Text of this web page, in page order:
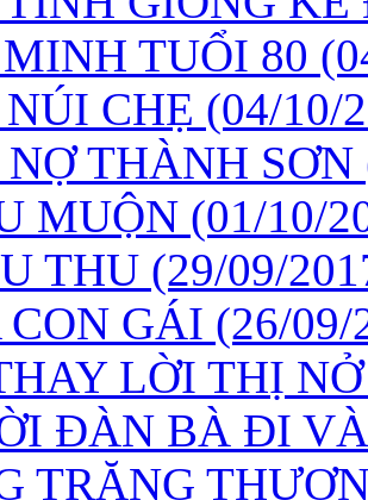
TUỔI 80
CHẸ (04/10/
THÀNH SƠN
MUỘN (01/10/
THU (29/09/
GÁI (26/09/
LỜI THỊ
ĐÀN BÀ ĐI
TRĂNG